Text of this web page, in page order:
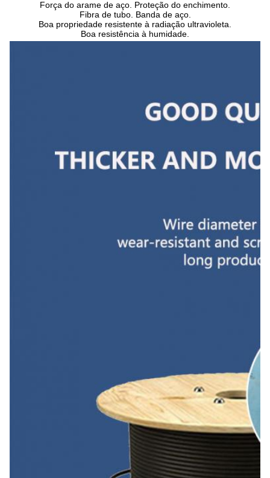
Força do arame de aço. Proteção do enchimento.
Fibra de tubo. Banda de aço.
Boa propriedade resistente à radiação ultravioleta.
Boa resistência à humidade.